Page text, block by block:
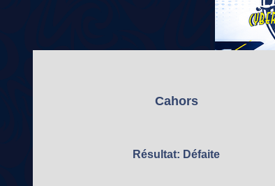
Cahors
Résultat: Défaite